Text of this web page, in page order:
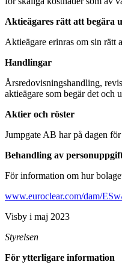
Aktieägares rätt att begära
Aktieägare erinras om sin rätt
Handlingar
Årsredovisningshandling,
aktieägare som begär det och
Aktier och röster
Jumpgate AB har på dagen
Behandling av
För information om hur
www.euroclear.com/dam/
Visby i maj 2023
Styrelsen
För ytterligare information